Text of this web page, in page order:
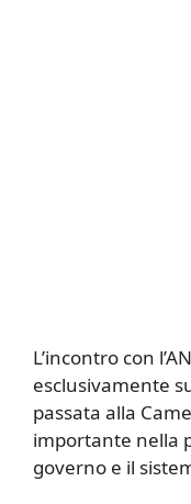
L’incontro con
esclusivamente
passata alla
importante nella
governo e il